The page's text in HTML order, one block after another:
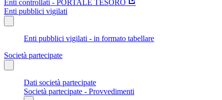
Enti controllati - PORTALE TESORO
Enti pubblici vigilati
Enti pubblici vigilati - in formato tabellare
Società partecipate
Dati società partecipate
Società partecipate - Provvedimenti